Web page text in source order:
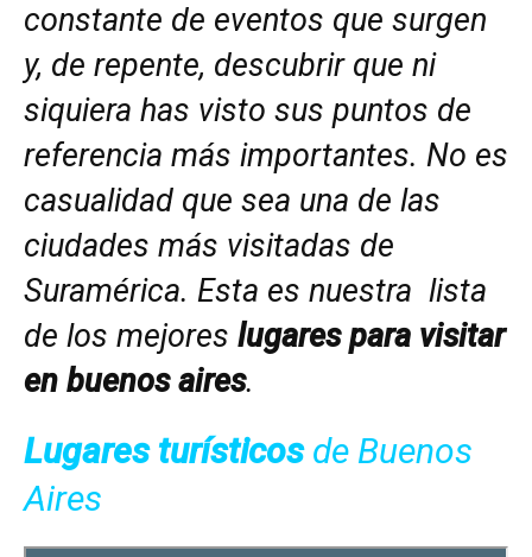
constante de eventos que surgen
y, de repente, descubrir que ni
siquiera has visto sus puntos de
referencia más importantes. No es
casualidad que sea una de las
ciudades más visitadas de
Suramérica. Esta es nuestra lista
de los mejores lugares para visitar
en buenos aires.
Lugares turísticosde Buenos
Aires